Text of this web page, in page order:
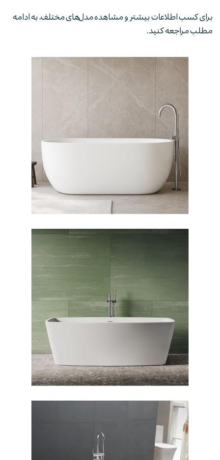
برای کسب اطلاعات بیشتر و مشاهده مدل‌های مختلف، به ادامه
مطلب مراجعه کنید.
وان فری استندینگ لونا
وان فری استندینگ بیانکا